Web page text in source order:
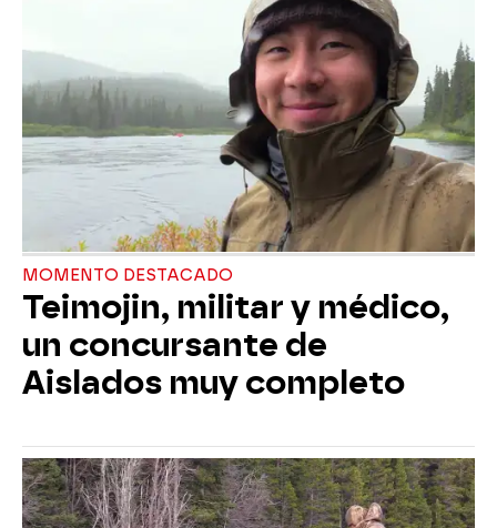
MOMENTO DESTACADO
Teimojin, militar y médico,
un concursante de
Aislados muy completo